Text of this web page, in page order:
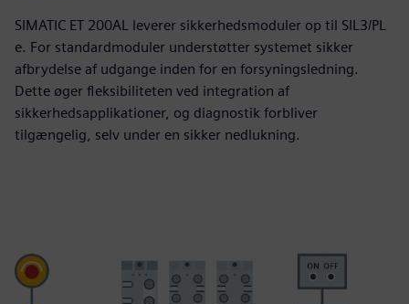
SIMATIC ET 200AL leverer sikkerhedsmoduler op til SIL3/PL
e. For standardmoduler understøtter systemet sikker
afbrydelse af udgange inden for en forsyningsledning.
Dette øger fleksibiliteten ved integration af
sikkerhedsapplikationer, og diagnostik forbliver
tilgængelig, selv under en sikker nedlukning.